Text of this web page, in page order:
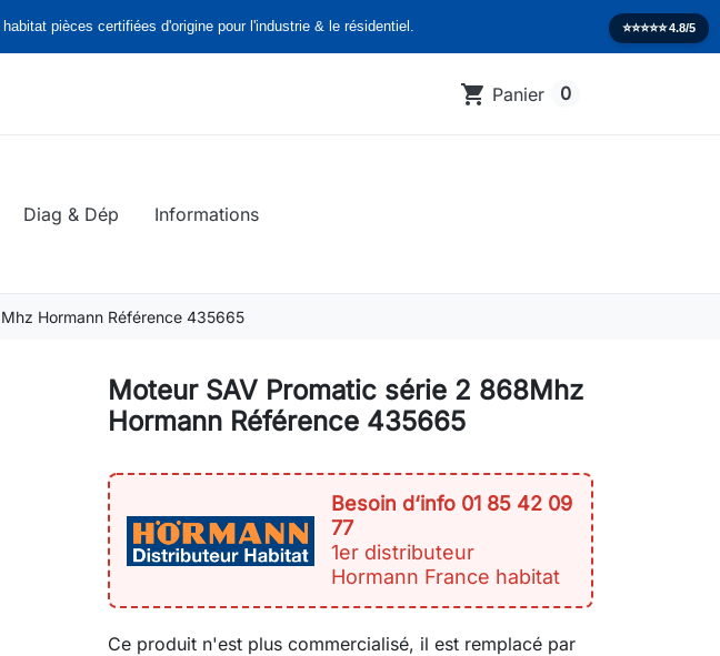
habitat pièces certifiées d'origine pour l'industrie & le résidentiel. ⭐️⭐️⭐️⭐️⭐️4.8/5
shopping_cart Panier 0
Diag & Dép Informations
Hormann Référence 435665
Moteur SAV Promatic série 2 868Mhz
Hormann Référence 435665
Besoin d‘info 01 85 42 09
77
1er distributeur
Hormann France habitat
Ce produit n'est plus commercialisé, il est remplacé par